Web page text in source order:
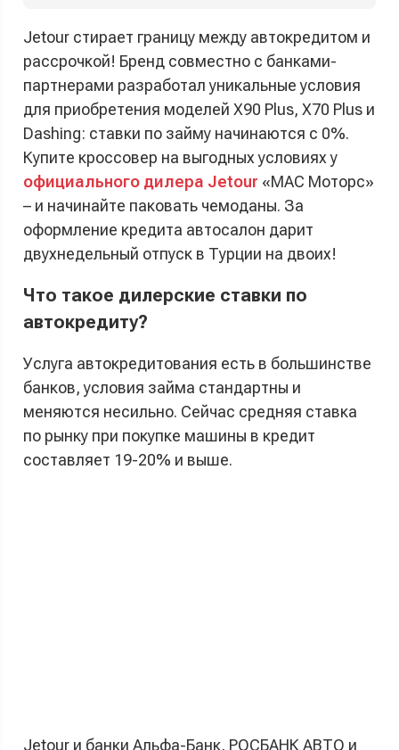
Jetour стирает границу между автокредитом и
рассрочкой! Бренд совместно с банками-
партнерами разработал уникальные условия
для приобретения моделей X90 Plus, X70 Plus и
Dashing: ставки по займу начинаются с 0%.
Купите кроссовер на выгодных условиях у
официального дилера Jetour «МАС Моторс»
– и начинайте паковать чемоданы. За
оформление кредита автосалон дарит
двухнедельный отпуск в Турции на двоих!
Что такое дилерские ставки по
автокредиту?
Услуга автокредитования есть в большинстве
банков, условия займа стандартны и
меняются несильно. Сейчас средняя ставка
по рынку при покупке машины в кредит
составляет 19-20% и выше.
Jetour и банки Альфа-Банк, РОСБАНК АВТО и